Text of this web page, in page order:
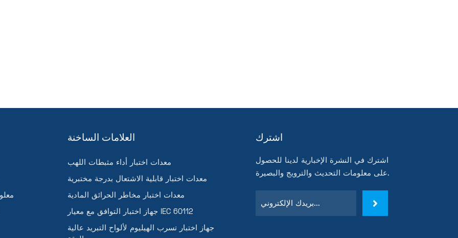
العلامات الساخنة
معدات اختبار أداء مثبطات اللهب
معدات اختبار قابلية الاشتعال بدرجة مختبرية
معدات اختبار مخاطر الحرائق المادية
جهاز اختبار التوافق مع معيار IEC 60112
جهاز اختبار تسرب الهيليوم لألواح التبريد عالية
اشترك
اشترك في النشرة الإخبارية لدينا للحصول
على معلومات التحديث والترويج والبصيرة.